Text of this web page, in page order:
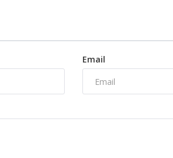
Email